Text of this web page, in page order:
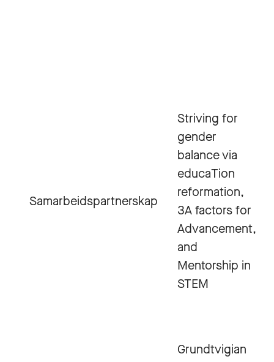
Samarbeidspartnerskap
Striving for
gender
balance via
educaTion
reformation,
3A factors for
Advancement,
and
Mentorship in
STEM
Grundtvigian